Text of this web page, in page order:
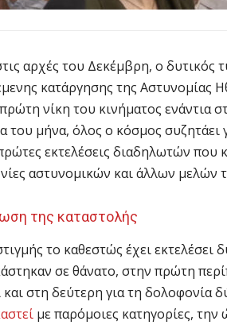
αρχές του Δεκέμβρη, ο δυτικός
κατάργησης της Αστυνομίας
νίκη του κινήματος ενάντια
του μήνα, όλος ο κόσμος
εκτελέσεις διαδηλωτών που
αστυνομικών και άλλων μελών
της καταστολής
το καθεστώς έχει
σε θάνατο, στην πρώτη
και στη δεύτερη για τη δολοφονία
με παρόμοιες κατηγορίες, την